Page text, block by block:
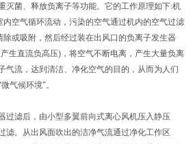
灭菌、释放负离子等功能。它的工作原理如下:机
空气循环流动，污染的空气通过机内的空气过滤
或吸附，然后经过装在出风口的负离子发生器
生直流负高压)，将空气不断电离，产生大量负离
气流，达到清洁、净化空气的目的，从而为人们
气候环境"。
滤后，由小型多翼前向式离心风机压入静压
滤。从出风面吹出的洁净气流通过净化工作区